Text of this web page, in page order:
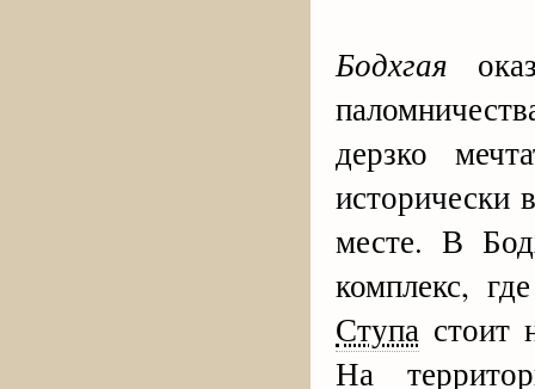
Бодхгая
дерзко
исторически
месте. В
комплекс,
Ступа стоит
На